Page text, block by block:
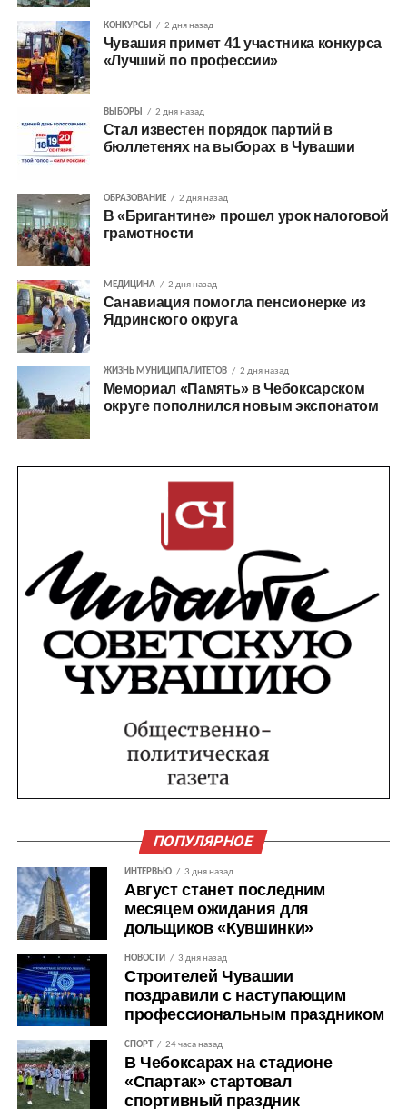
КОНКУРСЫ 2 дня назад
Чувашия примет 41 участника конкурса
«Лучший по профессии»
ВЫБОРЫ 2 дня назад
Стал известен порядок партий в
бюллетенях на выборах в Чувашии
ОБРАЗОВАНИЕ 2 дня назад
В «Бригантине» прошел урок налоговой
грамотности
МЕДИЦИНА 2 дня назад
Санавиация помогла пенсионерке из
Ядринского округа
ЖИЗНЬ МУНИЦИПАЛИТЕТОВ 2 дня назад
Мемориал «Память» в Чебоксарском
округе пополнился новым экспонатом
ПОПУЛЯРНОЕ
ИНТЕРВЬЮ 3 дня назад
Август станет последним
месяцем ожидания для
дольщиков «Кувшинки»
НОВОСТИ 3 дня назад
Строителей Чувашии
поздравили с наступающим
профессиональным праздником
СПОРТ 24 часа назад
В Чебоксарах на стадионе
«Спартак» стартовал
спортивный праздник